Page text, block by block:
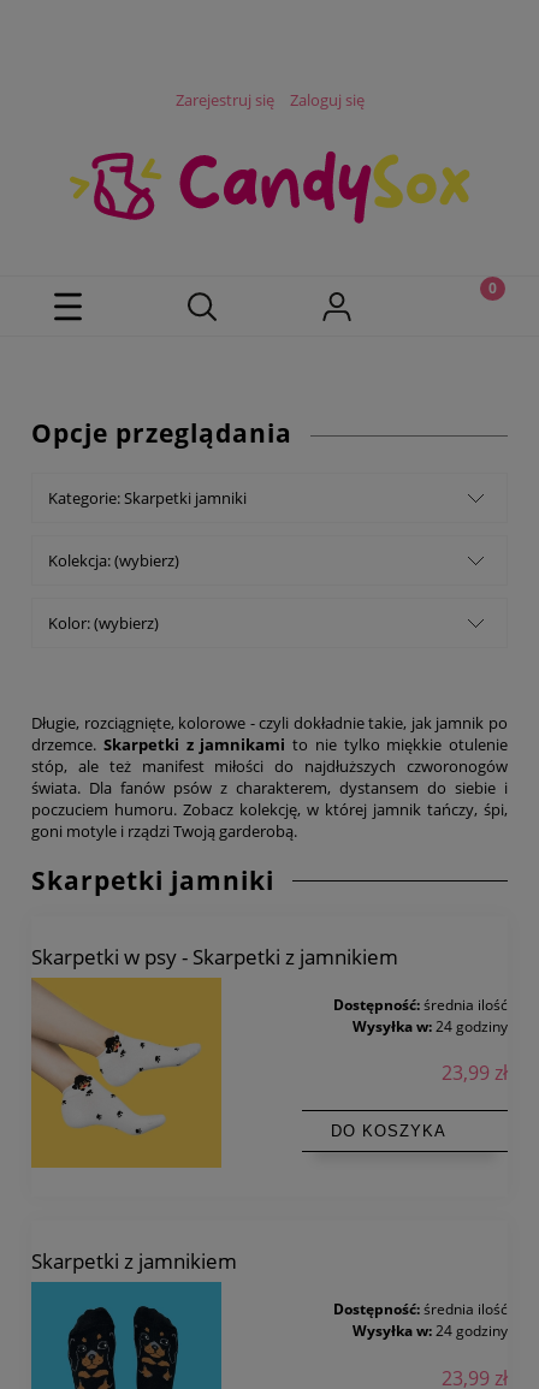
Zarejestruj się Zaloguj się
Opcje przeglądania
Kategorie: Skarpetki jamniki
Kolekcja: (wybierz)
Kolor: (wybierz)
Długie, rozciągnięte, kolorowe - czyli dokładnie takie, jak jamnik po
drzemce. Skarpetki z jamnikami to nie tylko miękkie otulenie
stóp, ale też manifest miłości do najdłuższych czworonogów
świata. Dla fanów psów z charakterem, dystansem do siebie i
poczuciem humoru. Zobacz kolekcję, w której jamnik tańczy, śpi,
goni motyle i rządzi Twoją garderobą.
Skarpetki jamniki
Skarpetki w psy - Skarpetki z jamnikiem
Dostępność:średnia ilość
Wysyłka w: 24 godziny
23,99 zł
DO KOSZYKA
Skarpetki z jamnikiem
Dostępność:średnia ilość
Wysyłka w:24 godziny
23,99 zł